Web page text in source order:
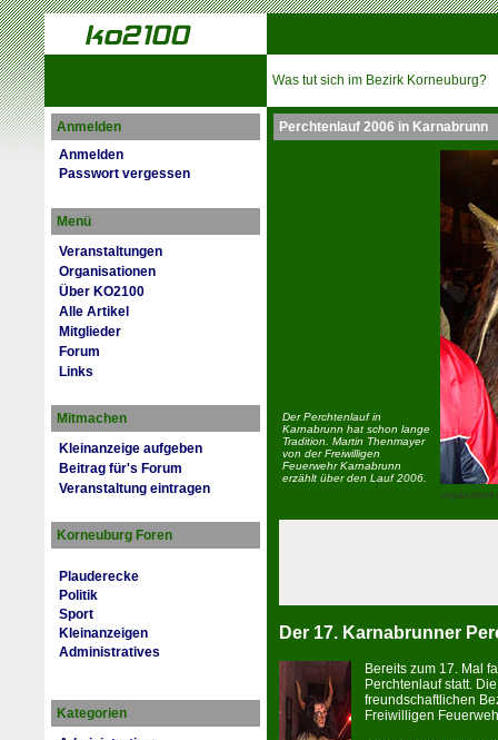
Was tut sich im Bezirk Korneuburg?
Anmelden
Anmelden
Passwort vergessen
Menü
Veranstaltungen
Organisationen
Über KO2100
Alle Artikel
Mitglieder
Forum
Links
Mitmachen
Kleinanzeige aufgeben
Beitrag für's Forum
Veranstaltung eintragen
Korneuburg Foren
Plauderecke
Politik
Sport
Kleinanzeigen
Administratives
Kategorien
Perchtenlauf 2006 in Karnabrunn
Der Perchtenlauf in
Karnabrunn hat schon lange
Tradition. Martin Thenmayer
von der Freiwilligen
Feuerwehr Karnabrunn
erzählt über den Lauf 2006.
Der 17. Karnabrunner
Bereits zum 17. Mal
Perchtenlauf statt.
freundschaftlichen
Freiwilligen